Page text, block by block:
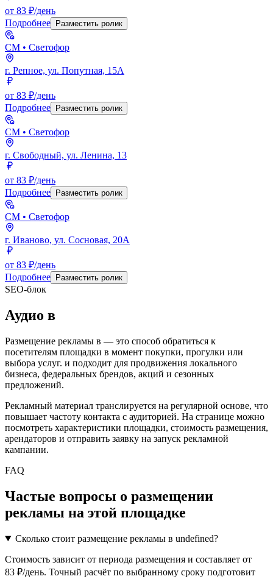
от 83 ₽/день
Подробнее
Разместить ролик
СМ • Светофор
г. Репное, ул. Попутная, 15А
от 83 ₽/день
Подробнее
Разместить ролик
СМ • Светофор
г. Свободный, ул. Ленина, 13
от 83 ₽/день
Подробнее
Разместить ролик
СМ • Светофор
г. Иваново, ул. Сосновая, 20А
от 83 ₽/день
Подробнее
Разместить ролик
SEO-блок
Аудио в
Размещение рекламы в — это способ обратиться к
посетителям площадки в момент покупки, прогулки или
выбора услуг. и подходит для продвижения локального
бизнеса, федеральных брендов, акций и сезонных
предложений.
Рекламный материал транслируется на регулярной основе, что
повышает частоту контакта с аудиторией. На странице можно
посмотреть характеристики площадки, стоимость размещения,
арендаторов и отправить заявку на запуск рекламной
кампании.
FAQ
Частые вопросы о размещении
рекламы на этой площадке
Сколько стоит размещение рекламы в undefined?
Стоимость зависит от периода размещения и составляет от
83 ₽/день. Точный расчёт по выбранному сроку подготовит